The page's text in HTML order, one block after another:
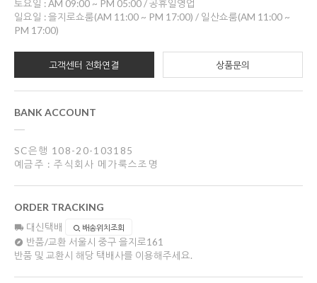
토요일 : AM 09:00 ~ PM 05:00 / 공휴일영업
일요일 : 을지로쇼룸(AM 11:00 ~ PM 17:00) / 일산쇼룸(AM 11:00 ~
PM 17:00)
고객센터 전화연결 상품문의
BANK ACCOUNT
SC은행 108-20-103185
예금주 : 주식회사 메가룩스조명
ORDER TRACKING
대신택배 배송위치조회
반품/교환 서울시 중구 을지로161
반품 및 교환시 해당 택배사를 이용해주세요.